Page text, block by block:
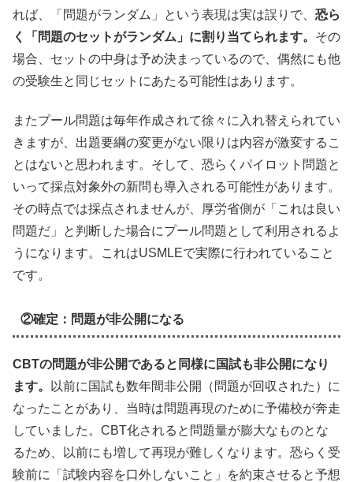
れば、「問題がランダム」という表現は実は誤りで、 恐ら
く「問題のセットがランダム」に割り当てられます。 その
場合、セットの中身は予め決まっているので、偶然にも他
の受験生と同じセットにあたる可能性はあります。
またプール問題は毎年作成されて徐々に入れ替えられてい
きますが、出題要綱の変更がない限りは内容が激変するこ
とはないと思われます。そして、恐らくパイロット問題と
いって採点対象外の新問も導入される可能性があります。
その時点では採点されませんが、厚労省側が「これは良い
問題だ」と判断した場合にプール問題として利用されるよ
うになります。これはUSMLEで実際に行われていること
です。
②確定：問題が非公開になる
CBTの問題が非公開であると同様に国試も非公開になり
ます。
以前に国試も数年間非公開（問題が回収された）に
なったことがあり、当時は問題再現のために予備校が奔走
していました。CBT化されると問題量が膨大なものとな
るため、以前にも増して再現が難しくなります。恐らく受
験前に「試験内容を口外しないこと」を約束させると予想